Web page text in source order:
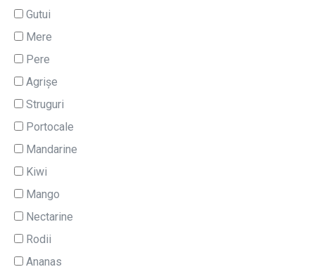
Gutui
Mere
Pere
Agrișe
Struguri
Portocale
Mandarine
Kiwi
Mango
Nectarine
Rodii
Ananas